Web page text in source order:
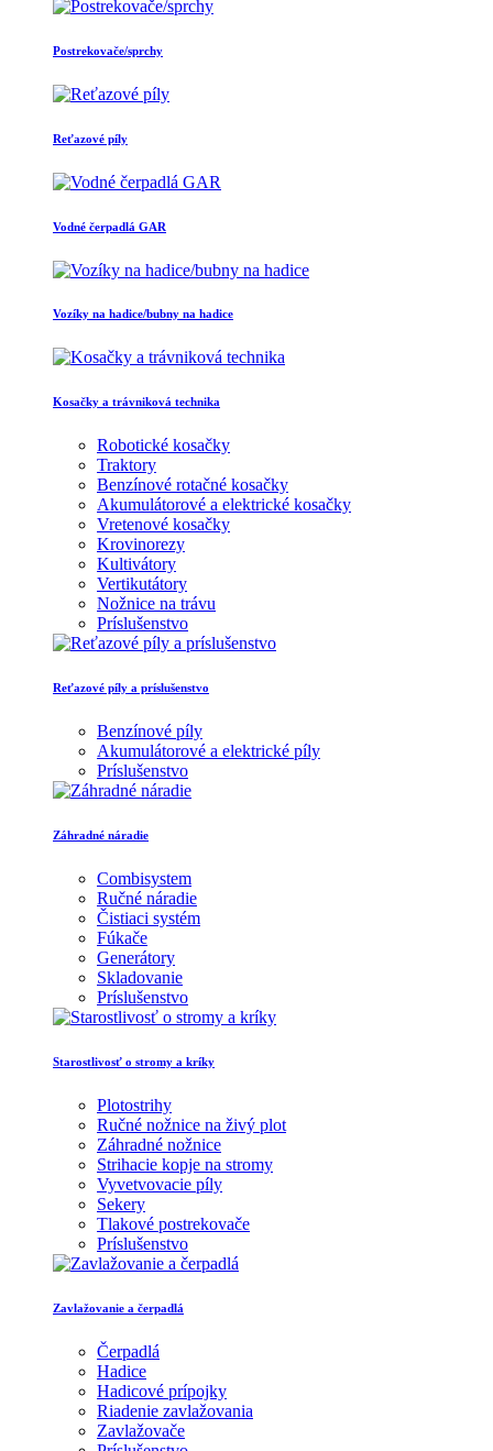
Postrekovače/sprchy
Reťazové píly
Vodné čerpadlá GAR
Vozíky na hadice/bubny na hadice
Kosačky a trávniková technika
Robotické kosačky
Traktory
Benzínové rotačné kosačky
Akumulátorové a elektrické kosačky
Vretenové kosačky
Krovinorezy
Kultivátory
Vertikutátory
Nožnice na trávu
Príslušenstvo
Reťazové píly a príslušenstvo
Benzínové píly
Akumulátorové a elektrické píly
Príslušenstvo
Záhradné náradie
Combisystem
Ručné náradie
Čistiaci systém
Fúkače
Generátory
Skladovanie
Príslušenstvo
Starostlivosť o stromy a kríky
Plotostrihy
Ručné nožnice na živý plot
Záhradné nožnice
Strihacie kopje na stromy
Vyvetvovacie píly
Sekery
Tlakové postrekovače
Príslušenstvo
Zavlažovanie a čerpadlá
Čerpadlá
Hadice
Hadicové prípojky
Riadenie zavlažovania
Zavlažovače